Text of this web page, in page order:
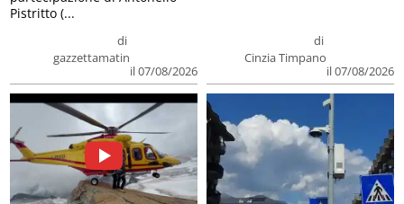
di
gazzettamatin
il 07/08/2026
Pistritto (...
di
Cinzia Timpano
il 07/08/2026